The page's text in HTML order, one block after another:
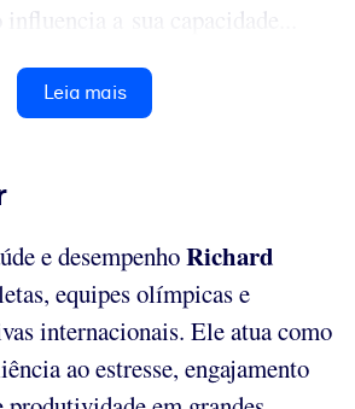
a sua capacidade...
Leia mais
e desempenhoRichard
equipes olímpicas e
internacionais. Ele atua como
ao estresse, engajamento